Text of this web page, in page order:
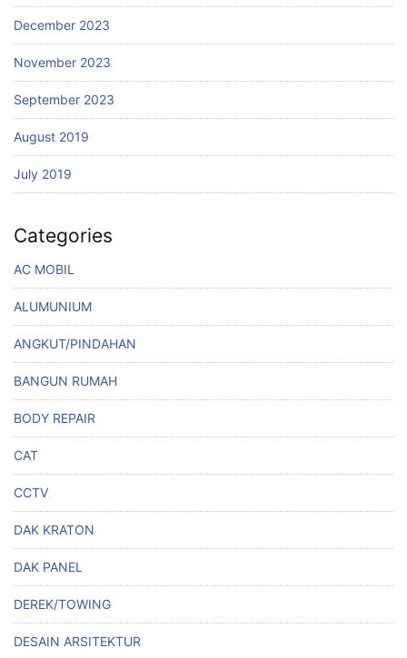
December 2023
November 2023
September 2023
August 2019
July 2019
Categories
AC MOBIL
ALUMUNIUM
ANGKUT/PINDAHAN
BANGUN RUMAH
BODY REPAIR
CAT
CCTV
DAK KRATON
DAK PANEL
DEREK/TOWING
DESAIN ARSITEKTUR